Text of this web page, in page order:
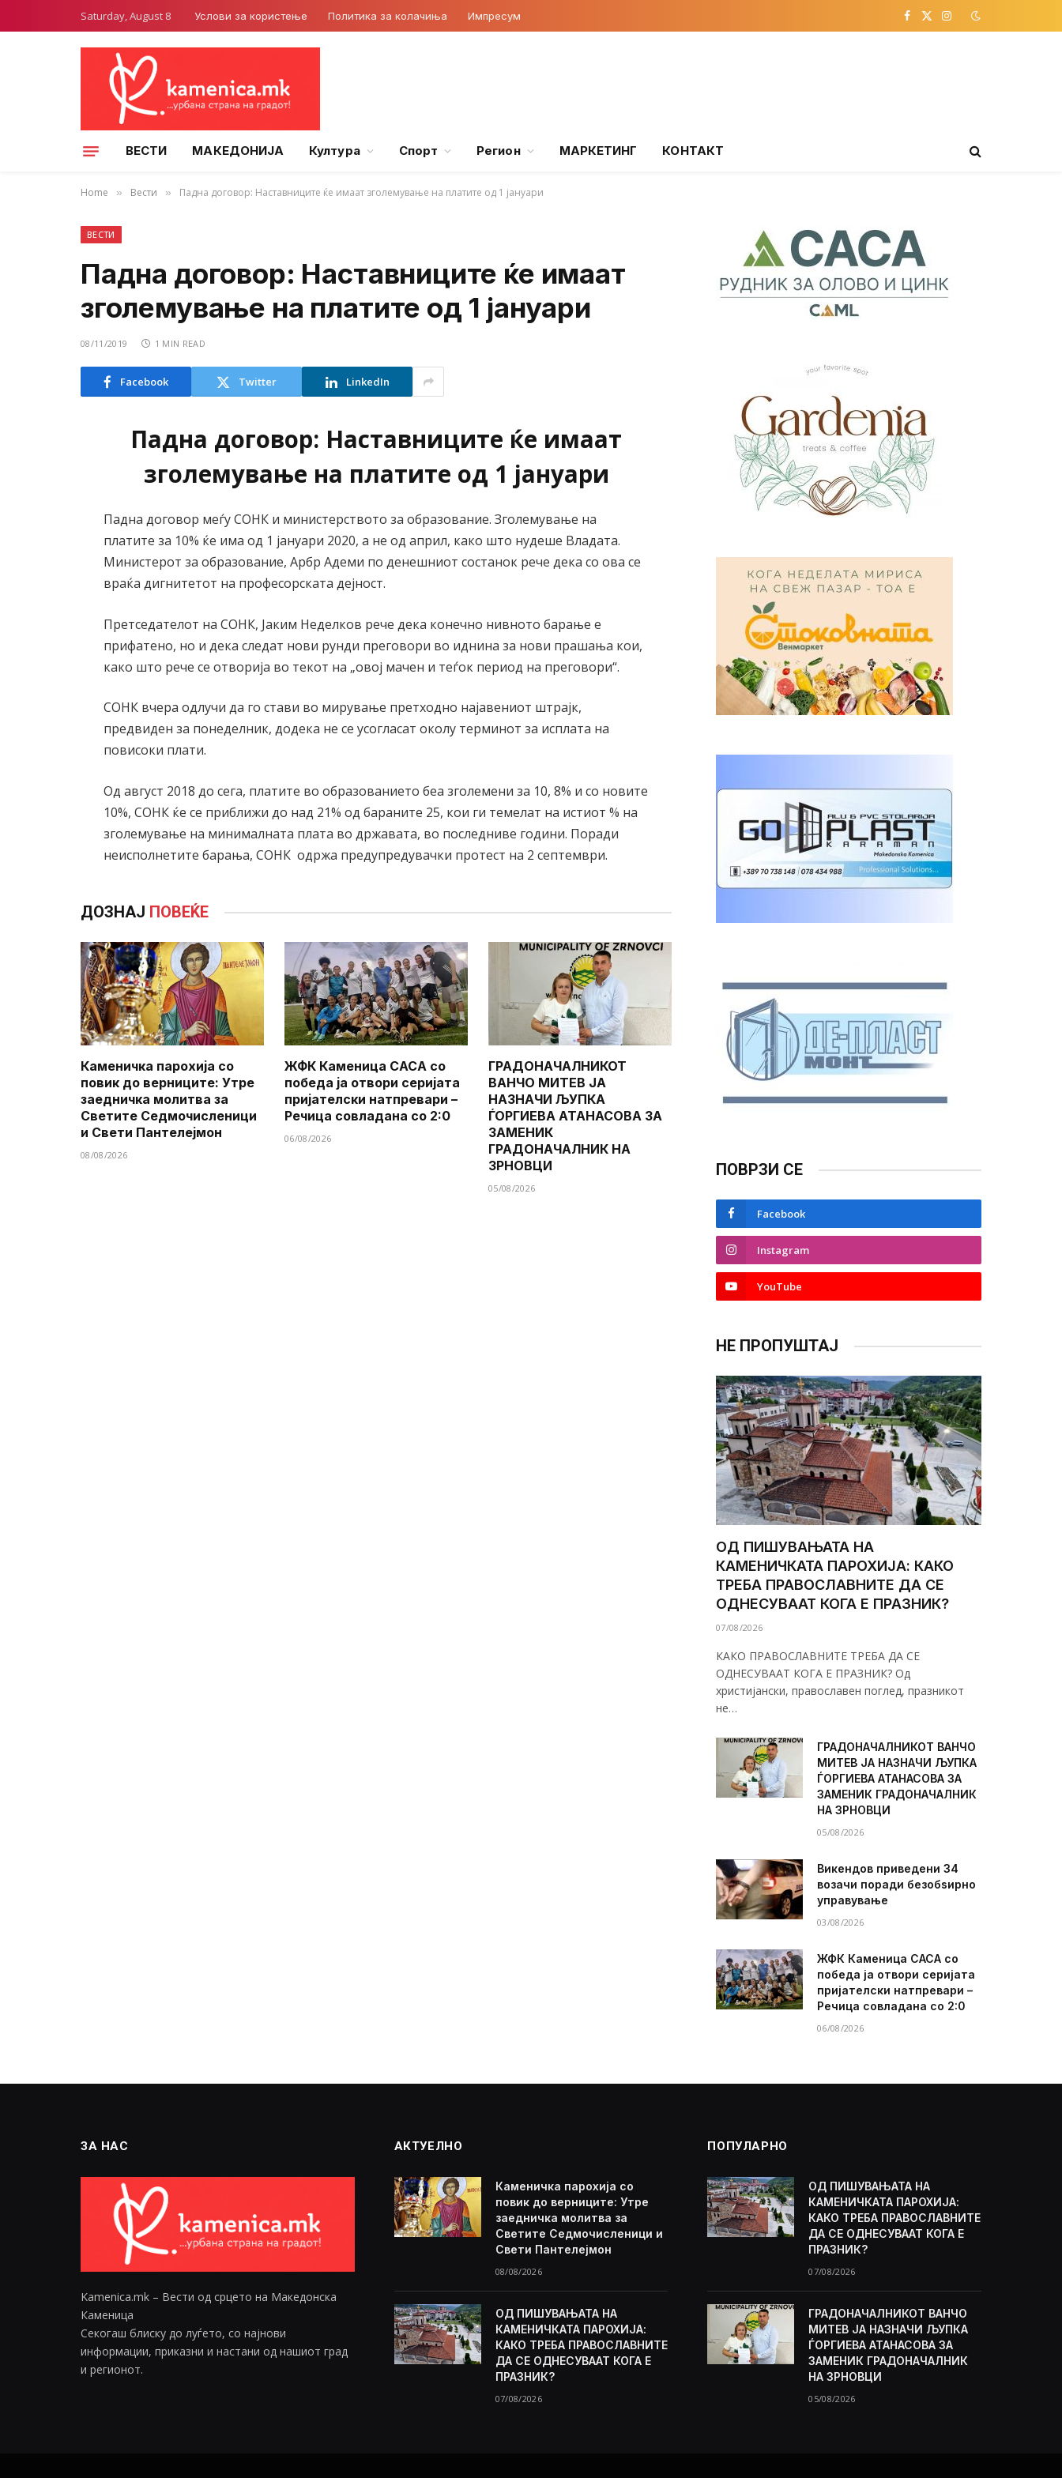
Saturday, August 8 Услови за користење Политика за колачиња Импресум Facebook
X
Instagram
ВЕСТИ МАКЕДОНИЈА Култура Спорт Регион МАРКЕТИНГ КОНТАКТ
Home » Вести » Падна договор: Наставниците ќе имаат зголемување на платите од 1 јануари
ВЕСТИ
Падна договор: Наставниците ќе имаат
зголемување на платите од 1 јануари
08/11/2019 1 MIN READ
Facebook Twitter LinkedIn
Падна договор: Наставниците ќе имаат
зголемување на платите од 1 јануари
Падна договор меѓу СОНК и министерството за образование. Зголемување на
платите за 10% ќе има од 1 јануари 2020, а не од април, како што нудеше Владата.
Министерот за образование, Арбр Адеми по денешниот состанок рече дека со ова се
враќа дигнитетот на професорската дејност.
Претседателот на СОНК, Јаким Неделков рече дека конечно нивното барање е
прифатено, но и дека следат нови рунди преговори во иднина за нови прашања кои,
како што рече се отворија во текот на „овој мачен и теѓок период на преговори“.
СОНК вчера одлучи да го стави во мирување претходно најавениот штрајк,
предвиден за понеделник, додека не се усогласат околу терминот за исплата на
повисоки плати.
Од август 2018 до сега, платите во образованието беа зголемени за 10, 8% и со новите
10%, СОНК ќе се приближи до над 21% од бараните 25, кои ги темелат на истиот % на
зголемување на минималната плата во државата, во последниве години. Поради
неисполнетите барања, СОНК одржа предупредувачки протест на 2 септември.
ДОЗНАЈ ПОВЕЌЕ
Каменичка парохија со
повик до верниците: Утре
заедничка молитва за
Светите Седмочисленици
и Свети Пантелејмон
08/08/2026
ЖФК Каменица САСА со
победа ја отвори серијата
пријателски натпревари –
Речица совладана со 2:0
06/08/2026
ГРАДОНАЧАЛНИКОТ
ВАНЧО МИТЕВ ЈА
НАЗНАЧИ ЉУПКА
ЃОРГИЕВА АТАНАСОВА ЗА
ЗАМЕНИК
ГРАДОНАЧАЛНИК НА
ЗРНОВЦИ
05/08/2026
ПОВРЗИ СЕ
Facebook
Instagram
YouTube
НЕ ПРОПУШТАЈ
ОД ПИШУВАЊАТА НА
КАМЕНИЧКАТА ПАРОХИЈА: КАКО
ТРЕБА ПРАВОСЛАВНИТЕ ДА СЕ
ОДНЕСУВААТ КОГА Е ПРАЗНИК?
07/08/2026
КАКО ПРАВОСЛАВНИТЕ ТРЕБА ДА СЕ
ОДНЕСУВААТ КОГА Е ПРАЗНИК? Од
христијански, православен поглед, празникот
не…
ГРАДОНАЧАЛНИКОТ ВАНЧО
МИТЕВ ЈА НАЗНАЧИ ЉУПКА
ЃОРГИЕВА АТАНАСОВА ЗА
ЗАМЕНИК ГРАДОНАЧАЛНИК
НА ЗРНОВЦИ
05/08/2026
Викендов приведени 34
возачи поради безобѕирно
управување
03/08/2026
ЖФК Каменица САСА со
победа ја отвори серијата
пријателски натпревари –
Речица совладана со 2:0
06/08/2026
ЗА НАС
Kamenica.mk – Вести од срцето на Македонска
Каменица
Секогаш блиску до луѓето, со најнови
информации, приказни и настани од нашиот град
и регионот.
АКТУЕЛНО
Каменичка парохија со
повик до верниците: Утре
заедничка молитва за
Светите Седмочисленици и
Свети Пантелејмон
08/08/2026
ОД ПИШУВАЊАТА НА
КАМЕНИЧКАТА ПАРОХИЈА:
КАКО ТРЕБА ПРАВОСЛАВНИТЕ
ДА СЕ ОДНЕСУВААТ КОГА Е
ПРАЗНИК?
07/08/2026
ПОПУЛАРНО
ОД ПИШУВАЊАТА НА
КАМЕНИЧКАТА ПАРОХИЈА:
КАКО ТРЕБА ПРАВОСЛАВНИТЕ
ДА СЕ ОДНЕСУВААТ КОГА Е
ПРАЗНИК?
07/08/2026
ГРАДОНАЧАЛНИКОТ ВАНЧО
МИТЕВ ЈА НАЗНАЧИ ЉУПКА
ЃОРГИЕВА АТАНАСОВА ЗА
ЗАМЕНИК ГРАДОНАЧАЛНИК
НА ЗРНОВЦИ
05/08/2026